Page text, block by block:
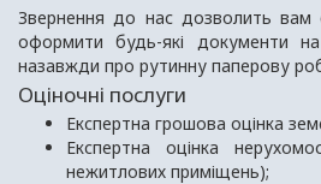
Звернення до нас дозволить вам
оформити будь-які документи
назавжди про рутинну паперову
Оціночні послуги
Експертна грошова оцінка
Експертна оцінка
нежитлових приміщень);